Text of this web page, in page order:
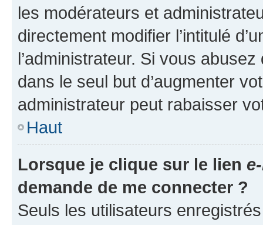
les modérateurs et
directement modifier l’intitulé
l’administrateur. Si vous
dans le seul but d’augmenter
administrateur peut rabaisser
Haut
Lorsque je clique sur le lien
demande de me connecter ?
Seuls les utilisateurs